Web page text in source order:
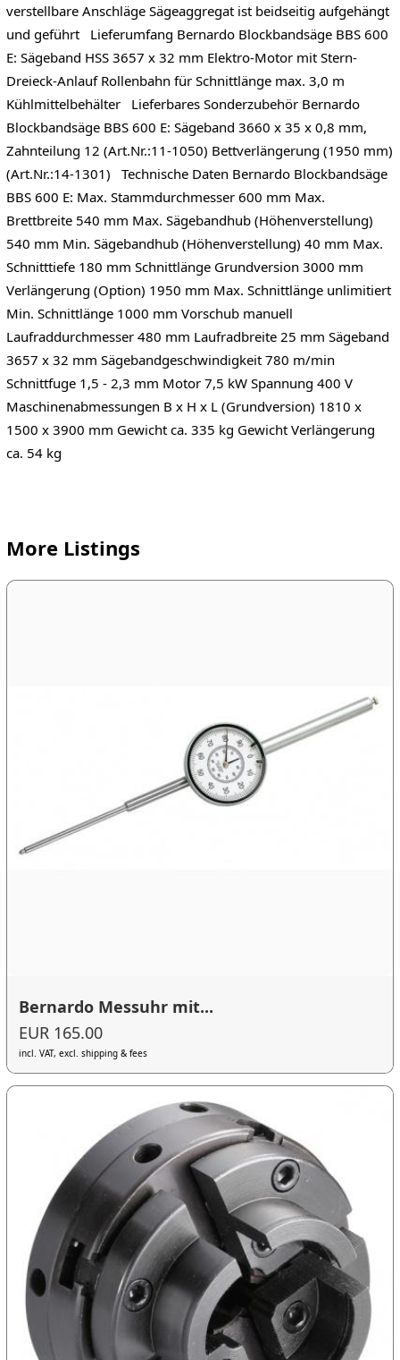
verstellbare Anschläge Sägeaggregat ist beidseitig aufgehängt
und geführt Lieferumfang Bernardo Blockbandsäge BBS 600
E: Sägeband HSS 3657 x 32 mm Elektro-Motor mit Stern-
Dreieck-Anlauf Rollenbahn für Schnittlänge max. 3,0 m
Kühlmittelbehälter Lieferbares Sonderzubehör Bernardo
Blockbandsäge BBS 600 E: Sägeband 3660 x 35 x 0,8 mm,
Zahnteilung 12 (Art.Nr.:11-1050) Bettverlängerung (1950 mm)
(Art.Nr.:14-1301) Technische Daten Bernardo Blockbandsäge
BBS 600 E: Max. Stammdurchmesser 600 mm Max.
Brettbreite 540 mm Max. Sägebandhub (Höhenverstellung)
540 mm Min. Sägebandhub (Höhenverstellung) 40 mm Max.
Schnitttiefe 180 mm Schnittlänge Grundversion 3000 mm
Verlängerung (Option) 1950 mm Max. Schnittlänge unlimitiert
Min. Schnittlänge 1000 mm Vorschub manuell
Laufraddurchmesser 480 mm Laufradbreite 25 mm Sägeband
3657 x 32 mm Sägebandgeschwindigkeit 780 m/min
Schnittfuge 1,5 - 2,3 mm Motor 7,5 kW Spannung 400 V
Maschinenabmessungen B x H x L (Grundversion) 1810 x
1500 x 3900 mm Gewicht ca. 335 kg Gewicht Verlängerung
ca. 54 kg
More Listings
Bernardo Messuhr mit...
EUR 165.00
incl. VAT, excl. shipping & fees